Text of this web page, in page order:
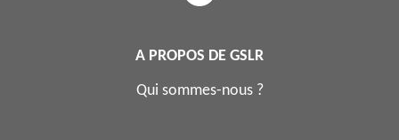
A PROPOS DE GSLR
Qui sommes-nous ?